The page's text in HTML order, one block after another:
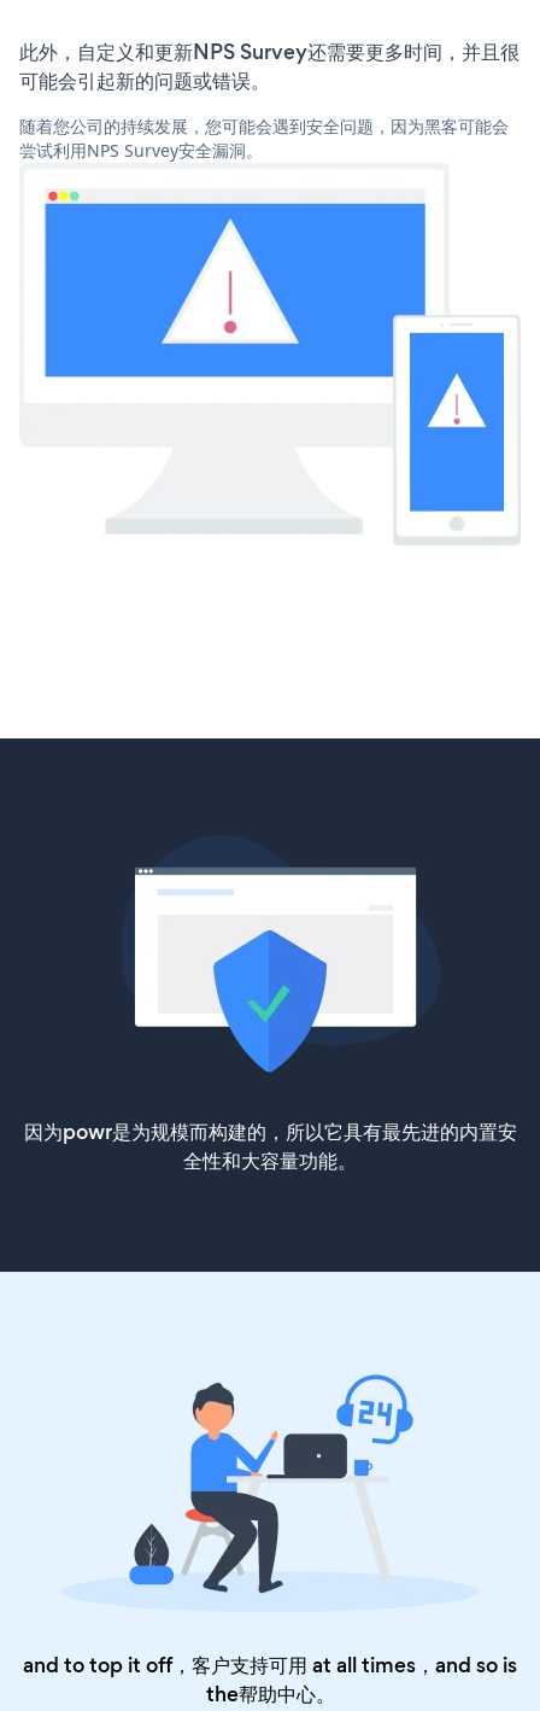
此外，自定义和更新NPS Survey还需要更多时间，并且很
可能会引起新的问题或错误。
随着您公司的持续发展，您可能会遇到安全问题，因为黑客可能会
尝试利用NPS Survey安全漏洞。
因为powr是为规模而构建的，所以它具有最先进的内置安
全性和大容量功能。
and to top it off，客户支持可用 at all times，and so is
the帮助中心。